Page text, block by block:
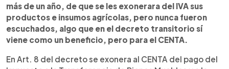
más de un año, de que se les exonerara del IVA sus
productos e insumos agrícolas, pero nunca fueron
escuchados, algo que en el decreto transitorio sí
viene como un beneficio, pero para el CENTA.
En Art. 8 del decreto se exonera al CENTA del pago del